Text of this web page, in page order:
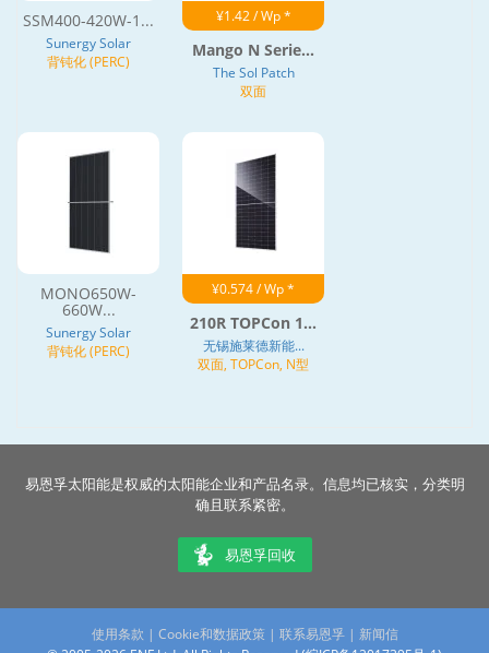
SSM400-420W-1...
Sunergy Solar
背钝化 (PERC)
¥1.42 / Wp *
Mango N Serie...
The Sol Patch
双面
MONO650W-
660W...
Sunergy Solar
背钝化 (PERC)
¥0.574 / Wp *
210R TOPCon 1...
无锡施莱德新能...
双面, TOPCon, N型
易恩孚太阳能是权威的太阳能企业和产品名录。信息均已核实，分类明
确且联系紧密。
易恩孚回收
使用条款 | Cookie和数据政策| 联系易恩孚 | 新闻信